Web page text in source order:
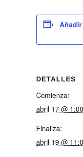
DETALLES
Comienza:
abril 17 @
Finaliza:
abril 19 @